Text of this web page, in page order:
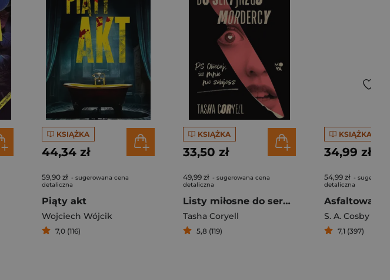
KSIĄŻKA
44,34 zł
59,90 zł - sugerowana cena
detaliczna
Piąty akt
Wojciech Wójcik
7,0 (116)
KSIĄŻKA
33,50 zł
49,99 zł - sugerowana cena
detaliczna
Listy miłosne do seryjnego mordercy
Tasha Coryell
5,8 (119)
KSIĄŻKA
34,99 zł
54,99 zł -
detaliczna
Asfaltowa
S. A. Cosby
7,1 (397)